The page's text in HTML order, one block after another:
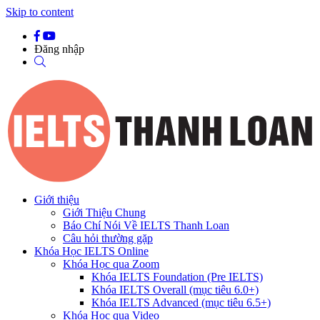
Skip to content
Đăng nhập
Giới thiệu
Giới Thiệu Chung
Báo Chí Nói Về IELTS Thanh Loan
Câu hỏi thường gặp
Khóa Học IELTS Online
Khóa Học qua Zoom
Khóa IELTS Foundation (Pre IELTS)
Khóa IELTS Overall (mục tiêu 6.0+)
Khóa IELTS Advanced (mục tiêu 6.5+)
Khóa Học qua Video